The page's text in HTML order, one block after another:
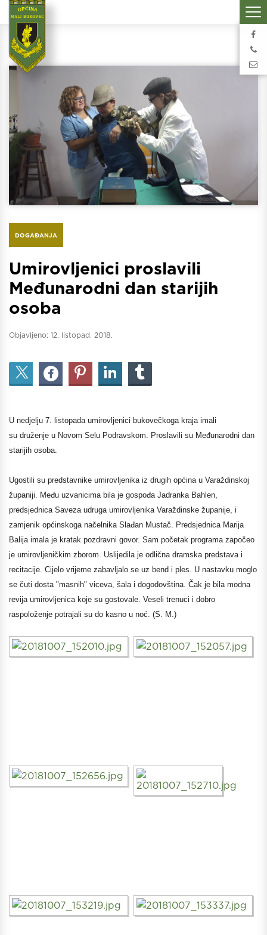
DOGAĐANJA
Umirovljenici proslavili
Međunarodni dan starijih
osoba
Objavljeno: 12. listopad. 2018.
U nedjelju 7. listopada umirovljenici bukovečkoga kraja imali
su druženje u Novom Selu Podravskom. Proslavili su Međunarodni dan
starijih osoba.
Ugostili su predstavnike umirovljenika iz drugih općina u Varaždinskoj
županiji. Među uzvanicima bila je gospođa Jadranka Bahlen,
predsjednica Saveza udruga umirovljenika Varaždinske županije, i
zamjenik općinskoga načelnika Slađan Mustač. Predsjednica Marija
Balija imala je kratak pozdravni govor. Sam početak programa započeo
je umirovljeničkim zborom. Uslijedila je odlična dramska predstava i
recitacije. Cijelo vrijeme zabavljalo se uz bend i ples. U nastavku moglo
se čuti dosta "masnih" viceva, šala i dogodovština. Čak je bila modna
revija umirovljenica koje su gostovale. Veseli trenuci i dobro
raspoloženje potrajali su do kasno u noć. (S. M.)